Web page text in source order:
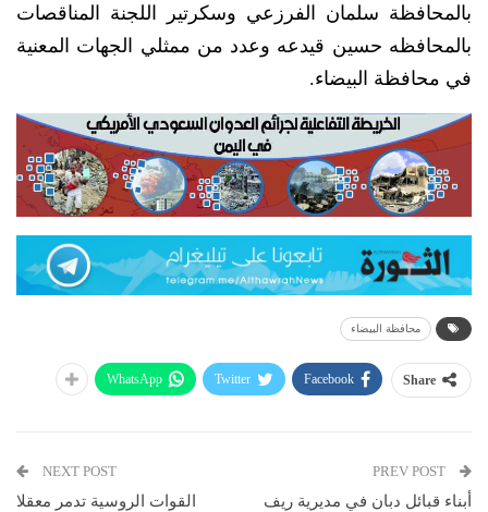
بالمحافظة سلمان الفرزعي وسكرتير اللجنة المناقصات
بالمحافظه حسين قيدعه وعدد من ممثلي الجهات المعنية
في محافظة البيضاء.
محافظة البيضاء
Share
Facebook
Twitter
WhatsApp
أبناء قبائل دبان في مديرية ريف
NEXT POST
القوات الروسية تدمر معقلا